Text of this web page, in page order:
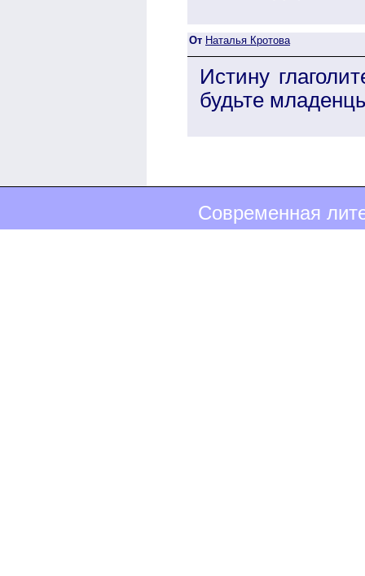
От Наталья Кротова
Истину
будьте
Современная